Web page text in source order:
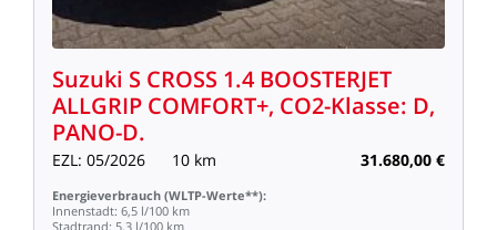
Suzuki S CROSS 1.4 BOOSTERJET
ALLGRIP COMFORT+, CO2-Klasse: D,
PANO-D.
EZL: 05/2026 10 km 31.680,00 €
Energieverbrauch (WLTP-Werte**):
Innenstadt: 6,5 l/100 km
Stadtrand: 5,3 l/100 km